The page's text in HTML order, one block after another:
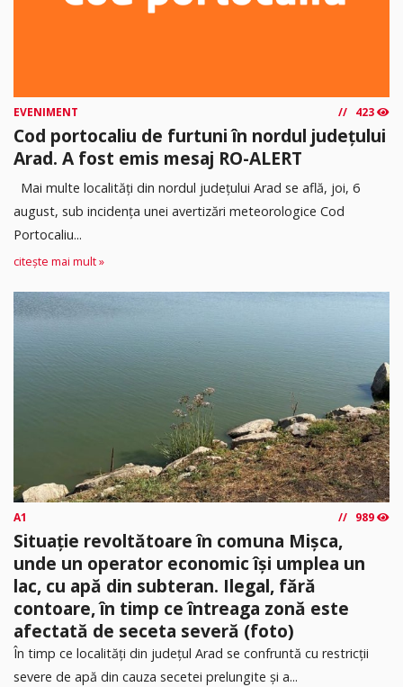
EVENIMENT 423
Cod portocaliu de furtuni în nordul județului
Arad. A fost emis mesaj RO-ALERT
Mai multe localități din nordul județului Arad se află, joi, 6
august, sub incidența unei avertizări meteorologice Cod
Portocaliu...
citește mai mult »
A1 989
Situație revoltătoare în comuna Mișca,
unde un operator economic își umplea un
lac, cu apă din subteran. Ilegal, fără
contoare, în timp ce întreaga zonă este
afectată de seceta severă (foto)
În timp ce localități din județul Arad se confruntă cu restricții
severe de apă din cauza secetei prelungite și a...